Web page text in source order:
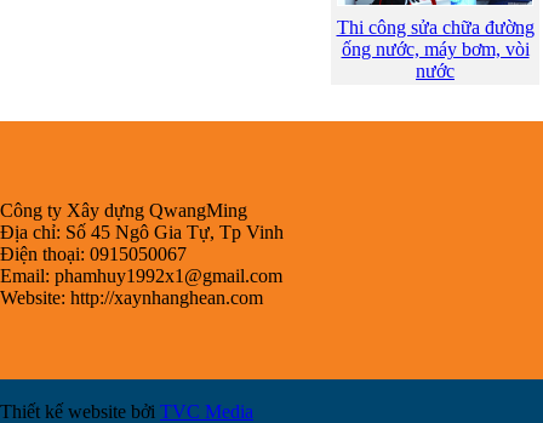
Thi công sửa chữa đường
ống nước, máy bơm, vòi
nước
Công ty Xây dựng QwangMing
Địa chỉ: Số 45 Ngô Gia Tự, Tp Vinh
Điện thoại: 0915050067
Email: phamhuy1992x1@gmail.com
Website: http://xaynhanghean.com
Thiết kế website bởi TVC Media